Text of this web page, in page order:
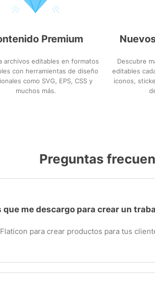
Premium
archivos editables en formatos
con herramientas de diseño
como SVG, EPS, CSS y
muchos más.
Descubre
editables
iconos,
Preguntas
que me descargo para crear un
para crear productos para tus